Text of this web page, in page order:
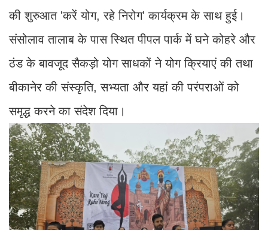
की शुरुआत 'करें योग, रहे निरोग' कार्यक्रम के साथ हुई।
संसोलाव तालाब के पास स्थित पीपल पार्क में घने कोहरे और
ठंड के बावजूद सैकड़ो योग साधकों ने योग क्रियाएं की तथा
बीकानेर की संस्कृति, सभ्यता और यहां की परंपराओं को
समृद्ध करने का संदेश दिया।